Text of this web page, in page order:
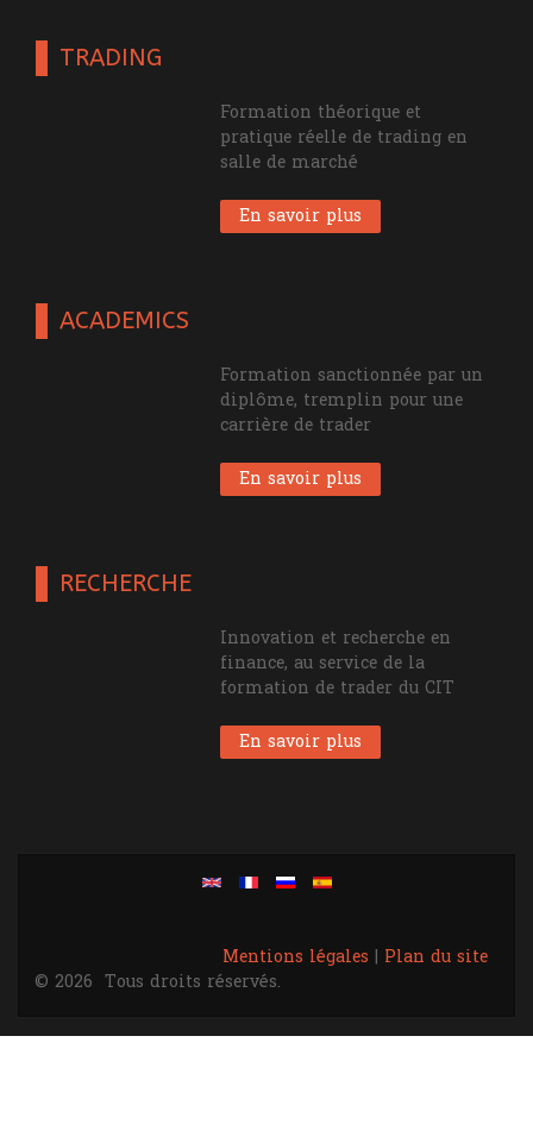
TRADING
Formation théorique et
pratique réelle de trading en
salle de marché
En savoir plus
ACADEMICS
Formation sanctionnée par un
diplôme, tremplin pour une
carrière de trader
En savoir plus
RECHERCHE
Innovation et recherche en
finance, au service de la
formation de trader du CIT
En savoir plus
Mentions légales | Plan du site
© 2026 Tous droits réservés.